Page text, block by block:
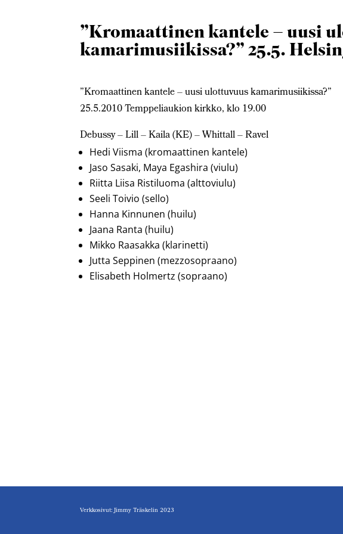
”Kromaattinen kantele – uusi
kamarimusiikissa?” 25.5.
”Kromaattinen kantele – uusi ulottuvuus kamarimusiikissa?”
25.5.2010 Temppeliaukion kirkko, klo 19.00
Debussy – Lill – Kaila (KE) – Whittall – Ravel
Hedi Viisma (kromaattinen kantele)
Jaso Sasaki, Maya Egashira (viulu)
Riitta Liisa Ristiluoma (alttoviulu)
Seeli Toivio (sello)
Hanna Kinnunen (huilu)
Jaana Ranta (huilu)
Mikko Raasakka (klarinetti)
Jutta Seppinen (mezzosopraano)
Elisabeth Holmertz (sopraano)
Verkkosivut: Jimmy Träskelin 2023